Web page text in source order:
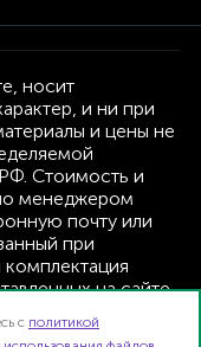
носит
и ни при
и цены не
Стоимость и
менеджером
почту или
при
на сайте.
с политикой